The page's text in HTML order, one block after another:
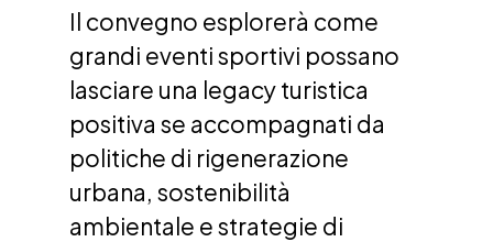
Il convegno esplorerà come
grandi eventi sportivi possano
lasciare una legacy turistica
positiva se accompagnati da
politiche di rigenerazione
urbana, sostenibilità
ambientale e strategie di